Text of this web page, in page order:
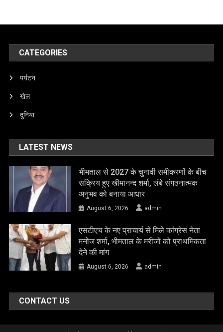
CATEGORIES
पर्यटन
खेल
दुनिया
LATEST NEWS
भीमताल से 2027 के चुनावी समीकरणों के बीच
सक्रिय हुए खीमानन्द शर्मा, लंबे संगठनात्मक
अनुभव को बनाया आधार
August 6, 2026 admin
एसटीएच के नए प्राचार्य से मिले कांग्रेस नेता
मनोज शर्मा, भीमताल के मरीजों को प्राथमिकता
देने की मांग
August 6, 2026 admin
CONTACT US